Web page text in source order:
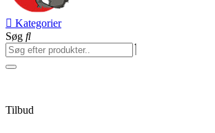
Kategorier
Søg
Tilbud